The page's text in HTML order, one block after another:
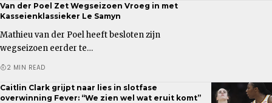
Van der Poel Zet Wegseizoen Vroeg in met
Kasseienklassieker Le Samyn
Mathieu van der Poel heeft besloten zijn
wegseizoen eerder te…
2 MIN READ
Caitlin Clark grijpt naar lies in slotfase
overwinning Fever: “We zien wel wat eruit komt”